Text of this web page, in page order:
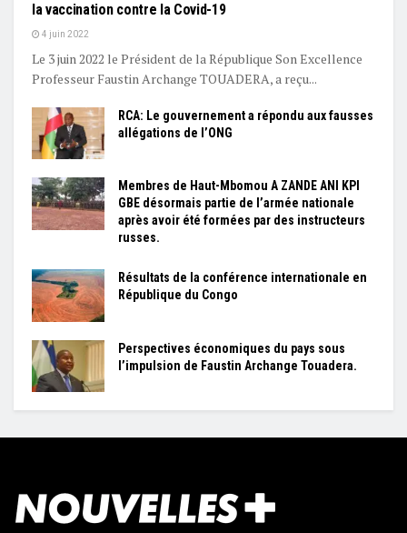
la vaccination contre la Covid-19
4 juin 2022
Le 3 juin 2022 le Président de la République Son Excellence
Professeur Faustin Archange TOUADERA, a reçu...
RCA: Le gouvernement a répondu aux fausses
allégations de l’ONG
Membres de Haut-Mbomou A ZANDE ANI KPI
GBE désormais partie de l’armée nationale
après avoir été formées par des instructeurs
russes.
Résultats de la conférence internationale en
République du Congo
Perspectives économiques du pays sous
l’impulsion de Faustin Archange Touadera.